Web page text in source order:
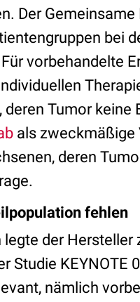
Der
bei
vorbehandelte
Tumor keine
als zweckmäßige
deren
fehlen
der Hersteller
Studie KEYNOTE
nämlich